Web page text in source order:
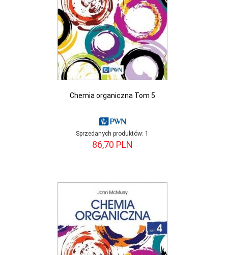
Chemia organiczna Tom 5
Sprzedanych produktów: 1
86,70 PLN